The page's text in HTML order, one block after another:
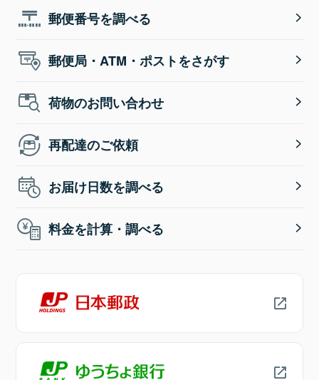
郵便番号を調べる
郵便局・ATM・ポストをさがす
荷物のお問い合わせ
再配達のご依頼
お届け日数を調べる
料金を計算・調べる